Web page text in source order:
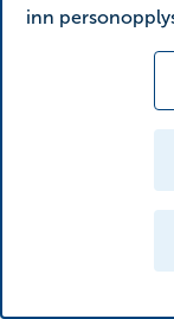
inn
Utover cookies
skal fungere,
ditt samtykke
Les mer om
opplysninger vi
innstillinger for
helst endre